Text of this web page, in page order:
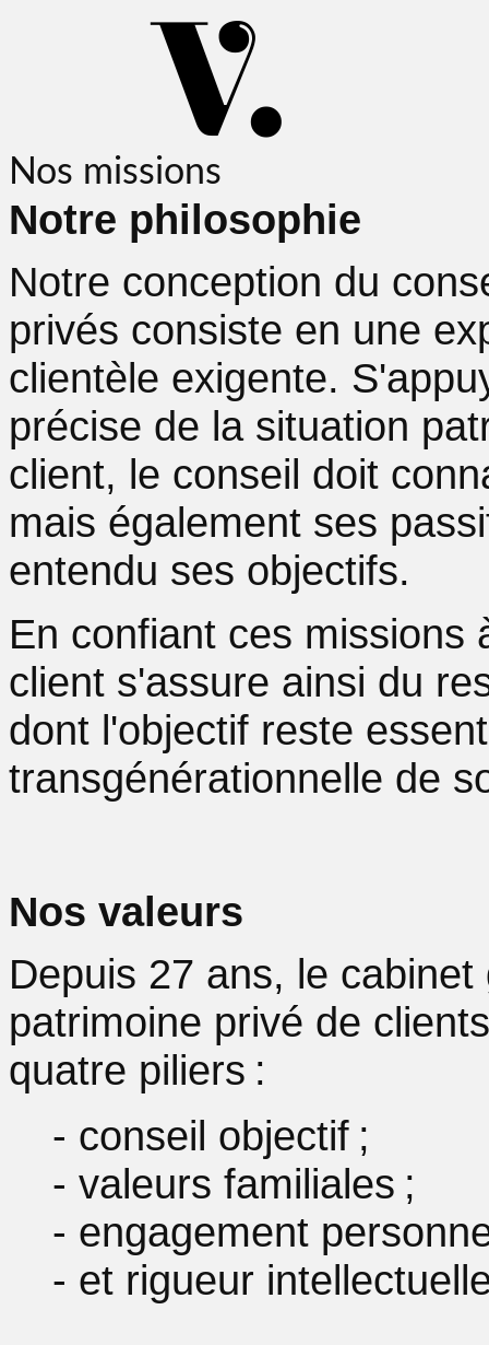
Nos missions
Notre philosophie
Notre conception du
privés consiste en une
clientèle exigente.
précise de la situation
client, le conseil doit
mais également ses
entendu ses objectifs.
En confiant ces missions
client s'assure ainsi du
dont l'objectif reste
transgénérationnelle de
Nos valeurs
Depuis 27 ans, le
patrimoine privé de
quatre piliers :
- conseil objectif ;
- valeurs familiales ;
- engagement
- et rigueur